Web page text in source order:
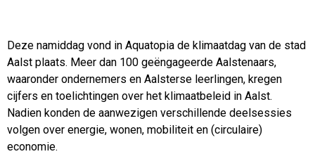
Deze namiddag vond in Aquatopia de klimaatdag van de stad
Aalst plaats. Meer dan 100 geëngageerde Aalstenaars,
waaronder ondernemers en Aalsterse leerlingen, kregen
cijfers en toelichtingen over het klimaatbeleid in Aalst.
Nadien konden de aanwezigen verschillende deelsessies
volgen over energie, wonen, mobiliteit en (circulaire)
economie.